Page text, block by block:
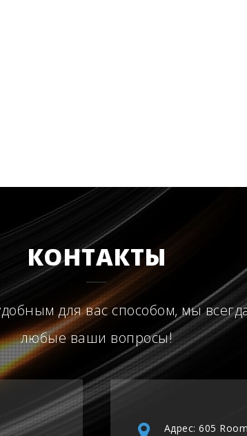
КОНТАКТЫ
для вас способом, мы
любые ваши вопросы!
Адрес: 605